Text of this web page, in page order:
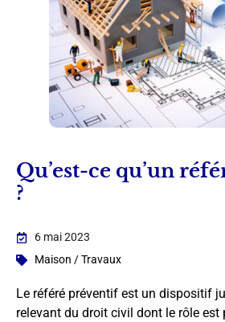
Qu’est-ce qu’un
?
6 mai 2023
Maison / Travaux
Le référé préventif est un dispositif
relevant du droit civil dont le rôle est